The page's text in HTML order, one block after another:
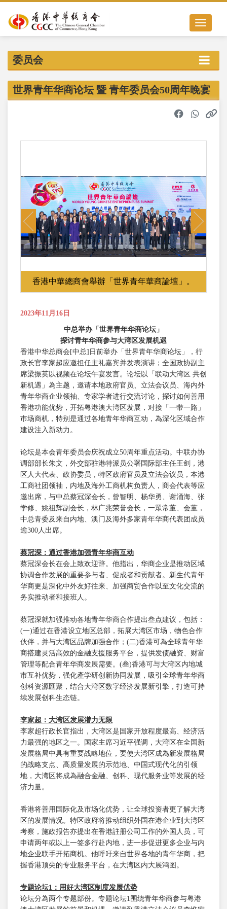
Toggle
委员会
世界青年华商论坛 暨 青年委员会50周年晚宴
香港中華總商會舉辦「世界青年華商論壇」。
Previous Next
2023年11月16日
中总举办「世界青年华商论坛」
探讨青年华商参与大湾区发展机遇
香港中华总商会[中总]日前举办「世界青年华商论坛」，行
政长官李家超应邀担任主礼嘉宾并发表演讲；全国政协副主
席梁振英以视频在论坛午宴发言。论坛以「联动大湾区 共创
新机遇」為主题，邀请本地政府官员、立法会议员、海内外
青年华商企业领袖、专家学者进行交流讨论，探讨如何善用
香港功能优势，开拓粤港澳大湾区发展，对接「一带一路」
巿场商机，特别是通过各地青年华商互动，為深化区域合作
建设注入新动力。
论坛是本会青年委员会庆祝成立50周年重点活动。中联办协
调部部长朱文，外交部驻港特派员公署国际部主任王剑，港
区人大代表、政协委员，特区政府官员及立法会议员，本港
工商社团领袖，内地及海外工商机构负责人，商会代表等应
邀出席，与中总蔡冠深会长，曾智明、杨华勇、谢涌海、张
学修、姚祖辉副会长，林广兆荣誉会长，一眾常董、会董，
中总青委及来自内地、澳门及海外多家青年华商代表团成员
逾300人出席。
蔡冠深：通过香港加强青年华商互动
蔡冠深会长在会上致欢迎辞。他指出，华商企业是推动区域
协调合作发展的重要参与者、促成者和贡献者。新生代青年
华商更是深化中外友好往来、加强商贸合作以至文化交流的
务实推动者和接班人。
蔡冠深就加强推动各地青年华商合作提出叁点建议，包括：
(一)通过在香港设立地区总部，拓展大湾区市场，物色合作
伙伴，并与大湾区品牌加强合作；(二)香港可為全球青年华
商搭建灵活高效的金融支援服务平台，提供发债融资、财富
管理等配合青年华商发展需要。(叁)香港可与大湾区内地城
市互补优势，强化產学研创新协同发展，吸引全球青年华商
创科资源匯聚，结合大湾区数字经济发展新引擎，打造可持
续发展创科生态链。
李家超：大湾区发展潜力无限
李家超行政长官指出，大湾区是国家开放程度最高、经济活
力最强的地区之一。国家主席习近平强调，大湾区在全国新
发展格局中具有重要战略地位，要使大湾区成為新发展格局
的战略支点、高质量发展的示范地、中国式现代化的引领
地，大湾区将成為融合金融、创科、现代服务业等发展的经
济力量。
香港将善用国际化及市场化优势，让全球投资者更了解大湾
区的发展情况。特区政府将推动组织外国在港企业到大湾区
考察，施政报告亦提出在香港註册公司工作的外国人员，可
申请两年或以上一签多行赴内地，进一步促进更多企业与内
地企业联手开拓商机。他呼吁来自世界各地的青年华商，把
握香港顶尖的专业服务平台，在大湾区内大展鸿图。
专题论坛1 ：用好大湾区制度发展优势
论坛分為两个专题部份。专题论坛1围绕青年华商参与粤港